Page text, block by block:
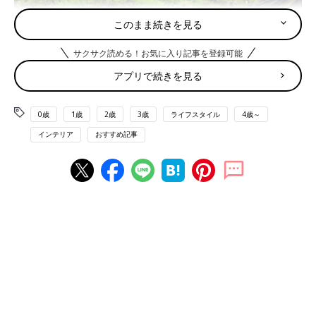
（C）山崎ちえ
盆栽は室内に飾るイメージをお持ちの方も多いかと思いますが、
光と風にあてて元気に育て、時々お部屋に飾って季節をたのしむ
スタイルです。お部屋に飾るのは３〜4日を限度にして、屋外に
このまま続きを見る
サクサク読める！お気に入り記事を登録可能
アプリで続きを見る
0歳 1歳 2歳 3歳 ライフスタイル 4歳～
インテリア おすすめ記事